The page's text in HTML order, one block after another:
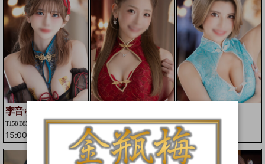
李音りおん
T158 B85(D)W57H87
15:00
T157 B84(D)W54H83
09:00-15:30
T156 B84(F)W56H84
15:00